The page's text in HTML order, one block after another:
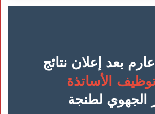
عارم بعد إعلان نتائج
الأساتذة
الجهوي لطنجة